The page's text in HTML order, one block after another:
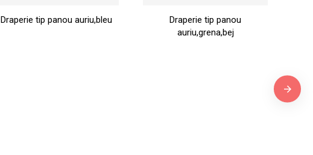
Draperie tip panou auriu,bleu
Draperie tip panou
auriu,grena,bej